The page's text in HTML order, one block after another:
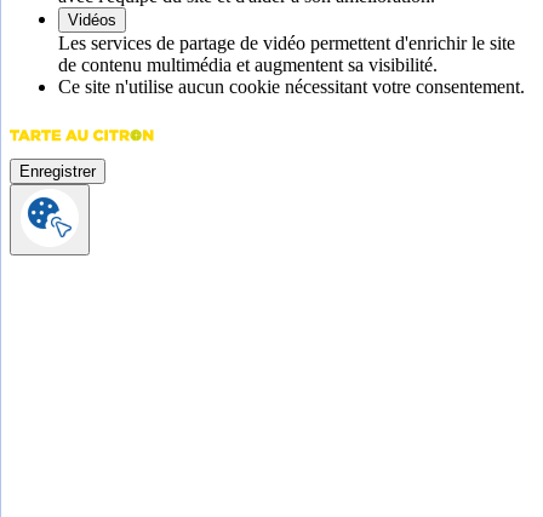
Vidéos
Les services de partage de vidéo permettent d'enrichir le site
de contenu multimédia et augmentent sa visibilité.
Ce site n'utilise aucun cookie nécessitant votre consentement.
Enregistrer